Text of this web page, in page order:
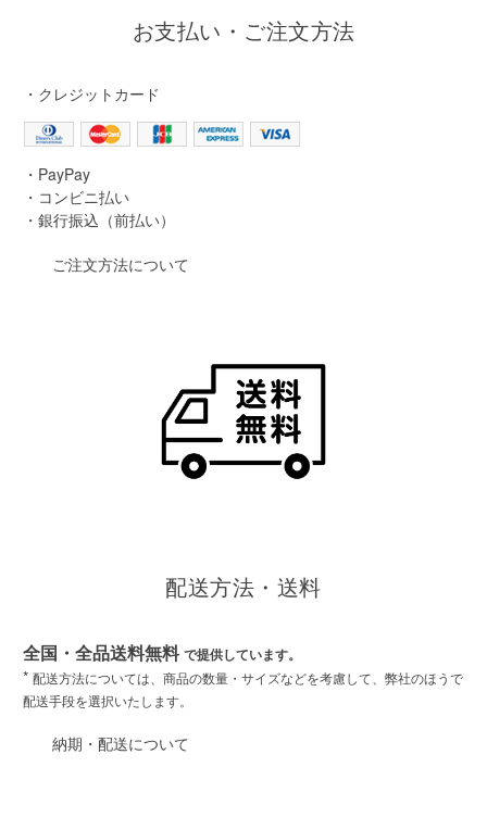
お支払い・ご注文方法
・クレジットカード
・PayPay
・コンビニ払い
・銀行振込（前払い）
ご注文方法について
配送方法・送料
全国・全品送料無料 で提供しています。
* 配送方法については、商品の数量・サイズなどを考慮して、弊社のほうで
配送手段を選択いたします。
納期・配送について